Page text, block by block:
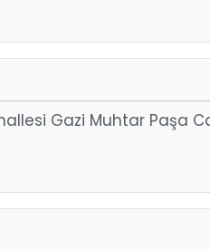
Gazi Muhtar Paşa